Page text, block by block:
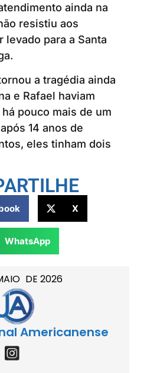
DE 2026
Americanense
ainda na
resistiu aos
para a Santa
a tragédia ainda
e Rafael haviam
pouco mais de um
14 anos de
eles tinham dois
X
WhatsApp